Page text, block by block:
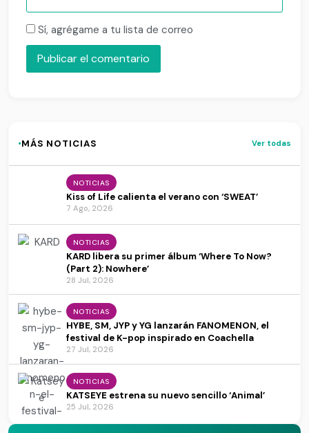
Sí, agrégame a tu lista de correo
·MÁS NOTICIAS Ver todas
NOTICIAS
Kiss of Life calienta el verano con ‘SWEAT’
7 Ago, 2026
NOTICIAS
KARD libera su primer álbum ‘Where To Now?
(Part 2): Nowhere’
28 Jul, 2026
NOTICIAS
HYBE, SM, JYP y YG lanzarán FANOMENON, el
festival de K-pop inspirado en Coachella
27 Jul, 2026
NOTICIAS
KATSEYE estrena su nuevo sencillo ‘Animal’
25 Jul, 2026